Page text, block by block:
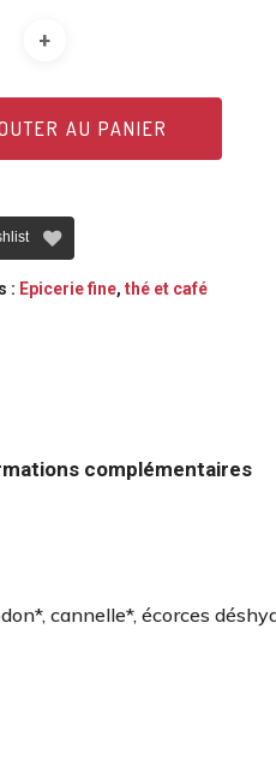
AU PANIER
: Epicerie fine, thé et café
complémentaires
cannelle*, écorces